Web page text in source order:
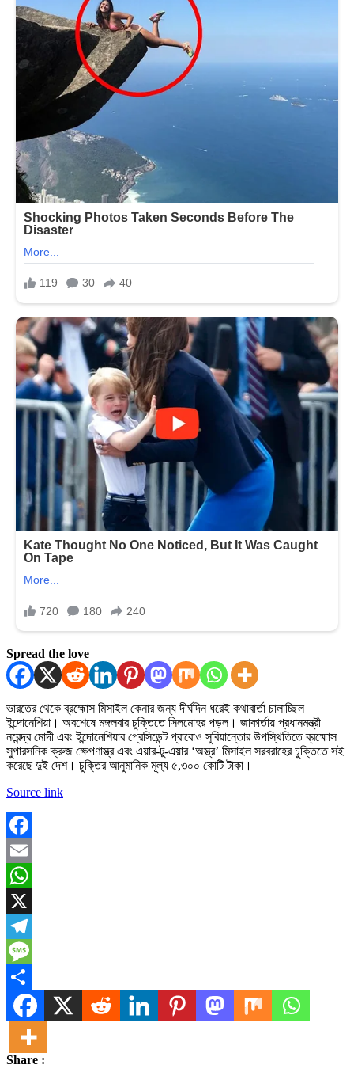
Spread the love
ভারতের থেকে ব্রহ্মোস মিসাইল কেনার জন্য দীর্ঘদিন ধরেই কথাবার্তা চালাচ্ছিল
ইন্দোনেশিয়া। অবশেষে মঙ্গলবার চুক্তিতে সিলমোহর পড়ল। জাকার্তায় প্রধানমন্ত্রী
নরেন্দ্র মোদী এবং ইন্দোনেশিয়ার প্রেসিডেন্ট প্রাবোও সুবিয়ান্তোর উপস্থিতিতে ব্রহ্মোস
সুপারসনিক ক্রুজ ক্ষেপণাস্ত্র এবং এয়ার-টু-এয়ার ‘অস্ত্র’ মিসাইল সরবরাহের চুক্তিতে সই
করেছে দুই দেশ। চুক্তির আনুমানিক মূল্য ৫,৩০০ কোটি টাকা।
Source link
Facebook
Email
WhatsApp
X
Telegram
Message
Share
Share :